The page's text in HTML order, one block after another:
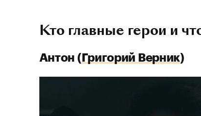
Кто главные герои и
Антон (Григорий Верник)